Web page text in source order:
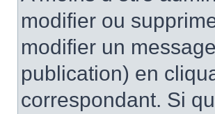
modifier ou
modifier un
publication) en
correspondant. Si